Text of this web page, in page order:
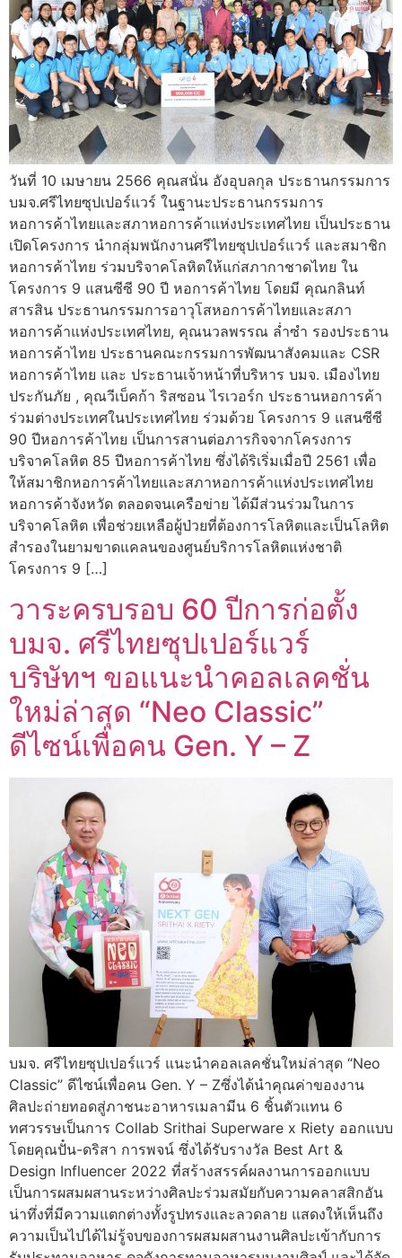
วันที่ 10 เมษายน 2566 คุณสนั่น อังอุบลกุล ประธานกรรมการ
บมจ.ศรีไทยซุปเปอร์แวร์ ในฐานะประธานกรรมการ
หอการค้าไทยและสภาหอการค้าแห่งประเทศไทย เป็นประธาน
เปิดโครงการ นำกลุ่มพนักงานศรีไทยซุปเปอร์แวร์ และสมาชิก
หอการค้าไทย ร่วมบริจาคโลหิตให้แก่สภากาชาดไทย ใน
โครงการ 9 แสนซีซี 90 ปี หอการค้าไทย โดยมี คุณกลินท์
สารสิน ประธานกรรมการอาวุโสหอการค้าไทยและสภา
หอการค้าแห่งประเทศไทย, คุณนวลพรรณ ล่ำซำ รองประธาน
หอการค้าไทย ประธานคณะกรรมการพัฒนาสังคมและ CSR
หอการค้าไทย และ ประธานเจ้าหน้าที่บริหาร บมจ. เมืองไทย
ประกันภัย , คุณวีเบ็คก้า ริสซอน ไรเวอร์ก ประธานหอการค้า
ร่วมต่างประเทศในประเทศไทย ร่วมด้วย โครงการ 9 แสนซีซี
90 ปีหอการค้าไทย เป็นการสานต่อภารกิจจากโครงการ
บริจาคโลหิต 85 ปีหอการค้าไทย ซึ่งได้ริเริ่มเมื่อปี 2561 เพื่อ
ให้สมาชิกหอการค้าไทยและสภาหอการค้าแห่งประเทศไทย
หอการค้าจังหวัด ตลอดจนเครือข่าย ได้มีส่วนร่วมในการ
บริจาคโลหิต เพื่อช่วยเหลือผู้ป่วยที่ต้องการโลหิตและเป็นโลหิต
สำรองในยามขาดแคลนของศูนย์บริการโลหิตแห่งชาติ
โครงการ 9 […]
วาระครบรอบ 60 ปีการก่อตั้ง
บมจ. ศรีไทยซุปเปอร์แวร์
บริษัทฯ ขอแนะนำคอลเลคชั่น
ใหม่ล่าสุด “Neo Classic”
ดีไซน์เพื่อคน Gen. Y – Z
บมจ. ศรีไทยซุปเปอร์แวร์ แนะนำคอลเลคชั่นใหม่ล่าสุด “Neo
Classic” ดีไซน์เพื่อคน Gen. Y – Zซึ่งได้นำคุณค่าของงาน
ศิลปะถ่ายทอดสู่ภาชนะอาหารเมลามีน 6 ชิ้นตัวแทน 6
ทศวรรษเป็นการ Collab Srithai Superware x Riety ออกแบบ
โดยคุณปั๋น-ดริสา การพจน์ ซึ่งได้รับรางวัล Best Art &
Design Influencer 2022 ที่สร้างสรรค์ผลงานการออกแบบ
เป็นการผสมผสานระหว่างศิลปะร่วมสมัยกับความคลาสสิกอัน
น่าทึ่งที่มีความแตกต่างทั้งรูปทรงและลวดลาย แสดงให้เห็นถึง
ความเป็นไปได้ไม่รู้จบของการผสมผสานงานศิลปะเข้ากับการ